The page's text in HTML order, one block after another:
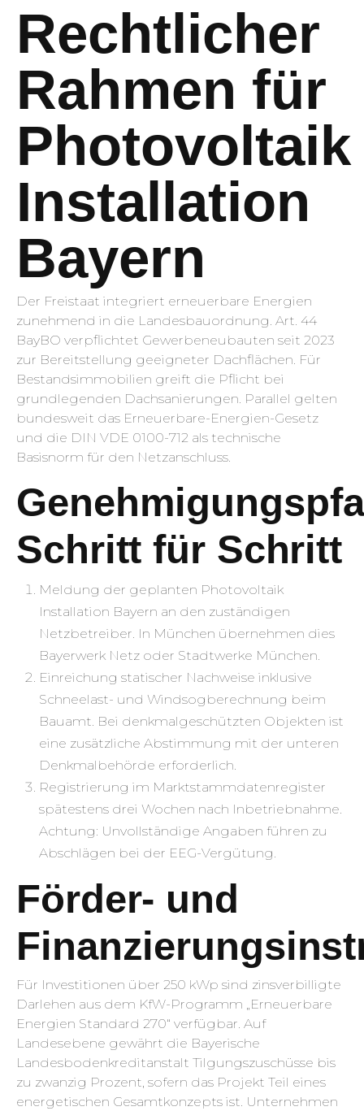
Rechtlicher
Rahmen für
Photovoltaik
Installation
Bayern
Der Freistaat integriert erneuerbare Energien
zunehmend in die Landesbauordnung. Art. 44
BayBO verpflichtet Gewerbeneubauten seit 2023
zur Bereitstellung geeigneter Dachflächen. Für
Bestandsimmobilien greift die Pflicht bei
grundlegenden Dachsanierungen. Parallel gelten
bundesweit das Erneuerbare-Energien-Gesetz
und die DIN VDE 0100-712 als technische
Basisnorm für den Netzanschluss.
Schritt für Schritt
Meldung der geplanten Photovoltaik
Installation Bayern an den zuständigen
Netzbetreiber. In München übernehmen dies
Bayerwerk Netz oder Stadtwerke München.
Einreichung statischer Nachweise inklusive
Schneelast- und Windsogberechnung beim
Bauamt. Bei denkmalgeschützten Objekten ist
eine zusätzliche Abstimmung mit der unteren
Denkmalbehörde erforderlich.
Registrierung im Marktstammdatenregister
spätestens drei Wochen nach Inbetriebnahme.
Achtung: Unvollständige Angaben führen zu
Abschlägen bei der EEG-Vergütung.
Förder- und
Für Investitionen über 250 kWp sind zinsverbilligte
Darlehen aus dem KfW-Programm „Erneuerbare
Energien Standard 270“ verfügbar. Auf
Landesebene gewährt die Bayerische
Landesbodenkreditanstalt Tilgungszuschüsse bis
zu zwanzig Prozent, sofern das Projekt Teil eines
energetischen Gesamtkonzepts ist. Unternehmen